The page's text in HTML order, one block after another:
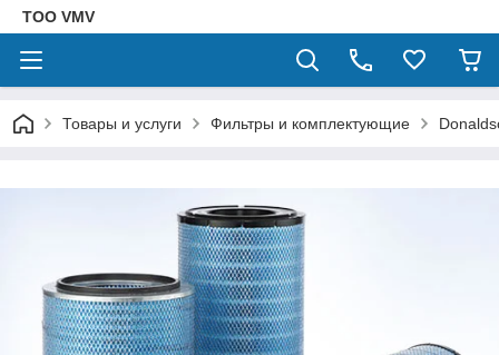
ТОО VMV
Товары и услуги Фильтры и комплектующие